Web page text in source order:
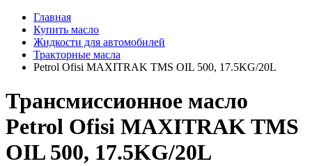
Главная
Купить масло
Жидкости для автомобилей
Тракторные масла
Petrol Ofisi MAXITRAK TMS OIL 500, 17.5KG/20L
Трансмиссионное масло
Petrol Ofisi MAXITRAK TMS
OIL 500, 17.5KG/20L